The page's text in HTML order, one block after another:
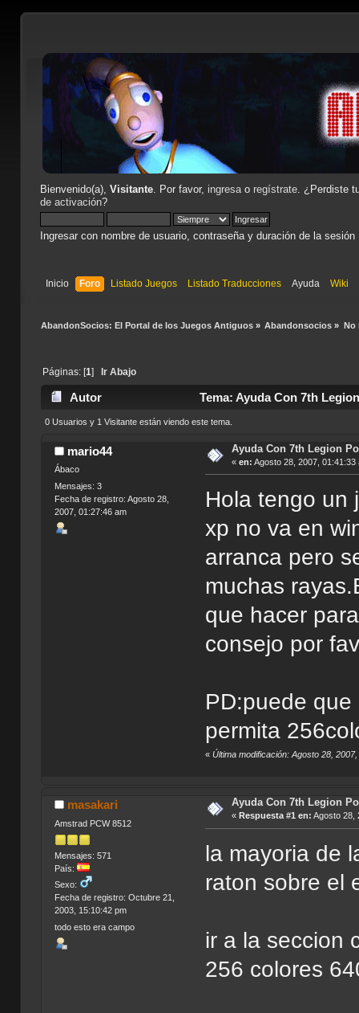
Bienvenido(a), Visitante. Por favor, ingresao regístrate. ¿Perdiste
de activación?
Ingresar con nombre de usuario, contraseña y duración de la sesión
Inicio Foro Listado Juegos Listado Traducciones Ayuda Wiki
AbandonSocios: El Portal de los Juegos Antiguos» Abandonsocios » No
Páginas: [1] Ir Abajo
Autor Tema: Ayuda Con 7th
0 Usuarios y 1 Visitante están viendo este tema.
mario44
Ábaco
Mensajes: 3
Fecha de registro: Agosto 28,
2007, 01:27:46 am
Ayuda Con 7th Legion
« en: Agosto 28, 2007, 01:41:33
Hola tengo un
xp no va en
arranca pero
muchas
que hacer
consejo por
PD:puede
permita
«Última modificación: Agosto 28,
masakari
Amstrad PCW 8512
Mensajes: 571
País:
Sexo:
Fecha de registro: Octubre 21,
2003, 15:10:42 pm
todo esto era campo
Ayuda Con 7th Legion
« Respuesta #1 en: Agosto 28,
la mayoria de
raton sobre el
ir a la seccion
256 colores